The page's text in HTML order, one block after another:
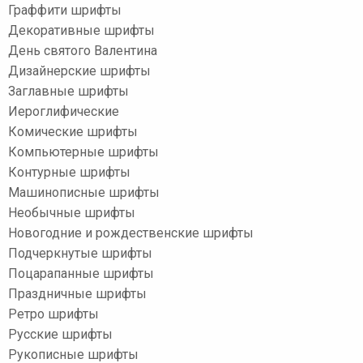
Граффити шрифты
Декоративные шрифты
День святого Валентина
Дизайнерские шрифты
Заглавные шрифты
Иероглифические
Комические шрифты
Компьютерные шрифты
Контурные шрифты
Машинописные шрифты
Необычные шрифты
Новогодние и рождественские шрифты
Подчеркнутые шрифты
Поцарапанные шрифты
Праздничные шрифты
Ретро шрифты
Русские шрифты
Рукописные шрифты